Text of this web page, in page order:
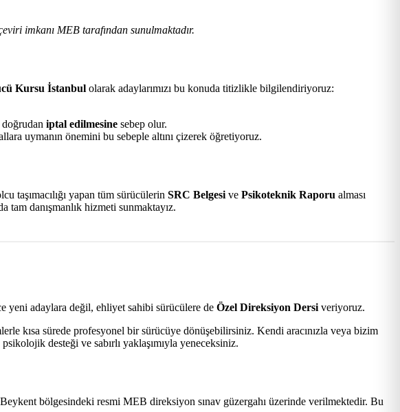
imkanı MEB tarafından sunulmaktadır.
Kursu İstanbul olarak adaylarımızı bu konuda titizlikle bilgilendiriyoruz:
doğrudan iptal edilmesine sebep olur.
uymanın önemini bu sebeple altını çizerek öğretiyoruz.
taşımacılığı yapan tüm sürücülerin SRC Belgesi ve Psikoteknik Raporu alması
tam danışmanlık hizmeti sunmaktayız.
yeni adaylara değil, ehliyet sahibi sürücülere de Özel Direksiyon Dersiveriyoruz.
kısa sürede profesyonel bir sürücüye dönüşebilirsiniz. Kendi aracınızla veya bizim
desteği ve sabırlı yaklaşımıyla yeneceksiniz.
bölgesindeki resmi MEB direksiyon sınav güzergahı üzerinde verilmektedir. Bu